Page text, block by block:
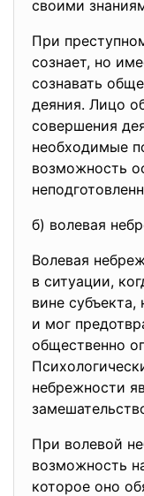
своими
При
сознает, но
сознавать
деяния. Лицо
совершения
необходимые
возможность
б) волевая
Волевая
в ситуации,
вине
и мог
общественно
небрежности
При волевой
возможность
которое оно